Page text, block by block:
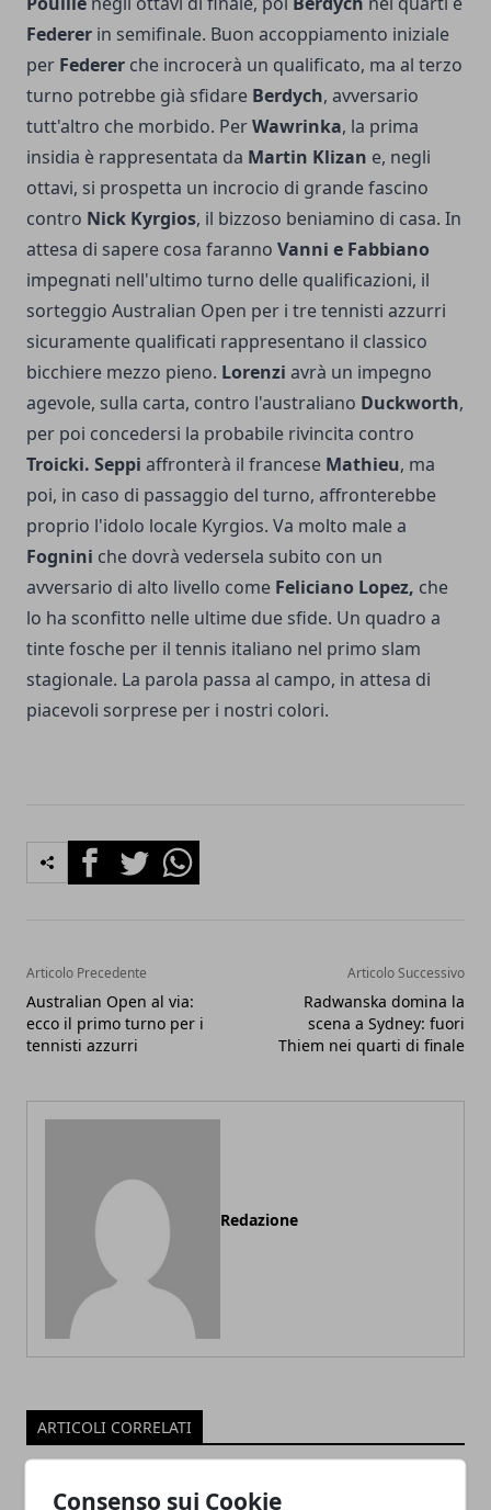
Consenso sui Cookie
Federer in semifinale. Buon accoppiamento iniziale
per Federer che incrocerà un qualificato, ma al terzo
turno potrebbe già sfidare Berdych, avversario
tutt'altro che morbido. PerWawrinka, la prima
insidia è rappresentata da Martin Klizan e, negli
ottavi, si prospetta un incrocio di grande fascino
contro Nick Kyrgios, il bizzoso beniamino di casa. In
attesa di sapere cosa faranno Vanni e Fabbiano
impegnati nell'ultimo turno delle qualificazioni, il
sorteggio Australian Open per i tre tennisti azzurri
sicuramente qualificati rappresentano il classico
bicchiere mezzo pieno. Lorenzi avrà un impegno
agevole, sulla carta, contro l'australiano Duckworth,
per poi concedersi la probabile rivincita contro
Troicki. Seppi affronterà il francese Mathieu, ma
poi, in caso di passaggio del turno, affronterebbe
proprio l'idolo locale Kyrgios. Va molto male a
Fognini che dovrà vedersela subito con un
avversario di alto livello come Feliciano Lopez, che
lo ha sconfitto nelle ultime due sfide. Un quadro a
tinte fosche per il tennis italiano nel primo slam
stagionale. La parola passa al campo, in attesa di
piacevoli sorprese per i nostri colori.
FacebookTwitterWhatsapp
Articolo Precedente
Australian Open al via:
ecco il primo turno per i
tennisti azzurri
Articolo Successivo
Radwanska domina la
scena a Sydney: fuori
Thiem nei quarti di finale
Redazione
ARTICOLI CORRELATI